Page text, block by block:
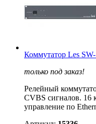
Коммутатор Les
только под заказ!
Релейный
CVBS сигналов. 16
управление по